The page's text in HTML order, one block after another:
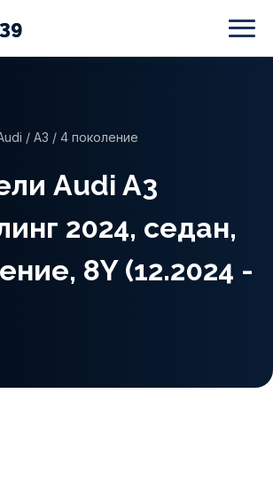
39
/ A3 / 4 поколение
Audi A3
2024, седан,
8Y (12.2024 -